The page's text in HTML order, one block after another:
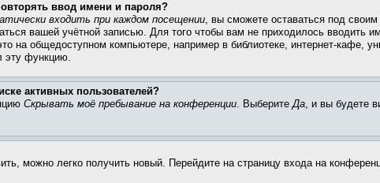
ввод имени и пароля?
входить при каждом посещении, вы сможете оставаться под
вашей учётной записью. Для того чтобы вам не приходилось
на общедоступном компьютере, например в библиотеке, интернет-кафе,
эту функцию.
активных пользователей?
Скрывать моё пребывание на конференции. ВыберитеДа, и вы будете
можно легко получить новый. Перейдите на страницу входа на